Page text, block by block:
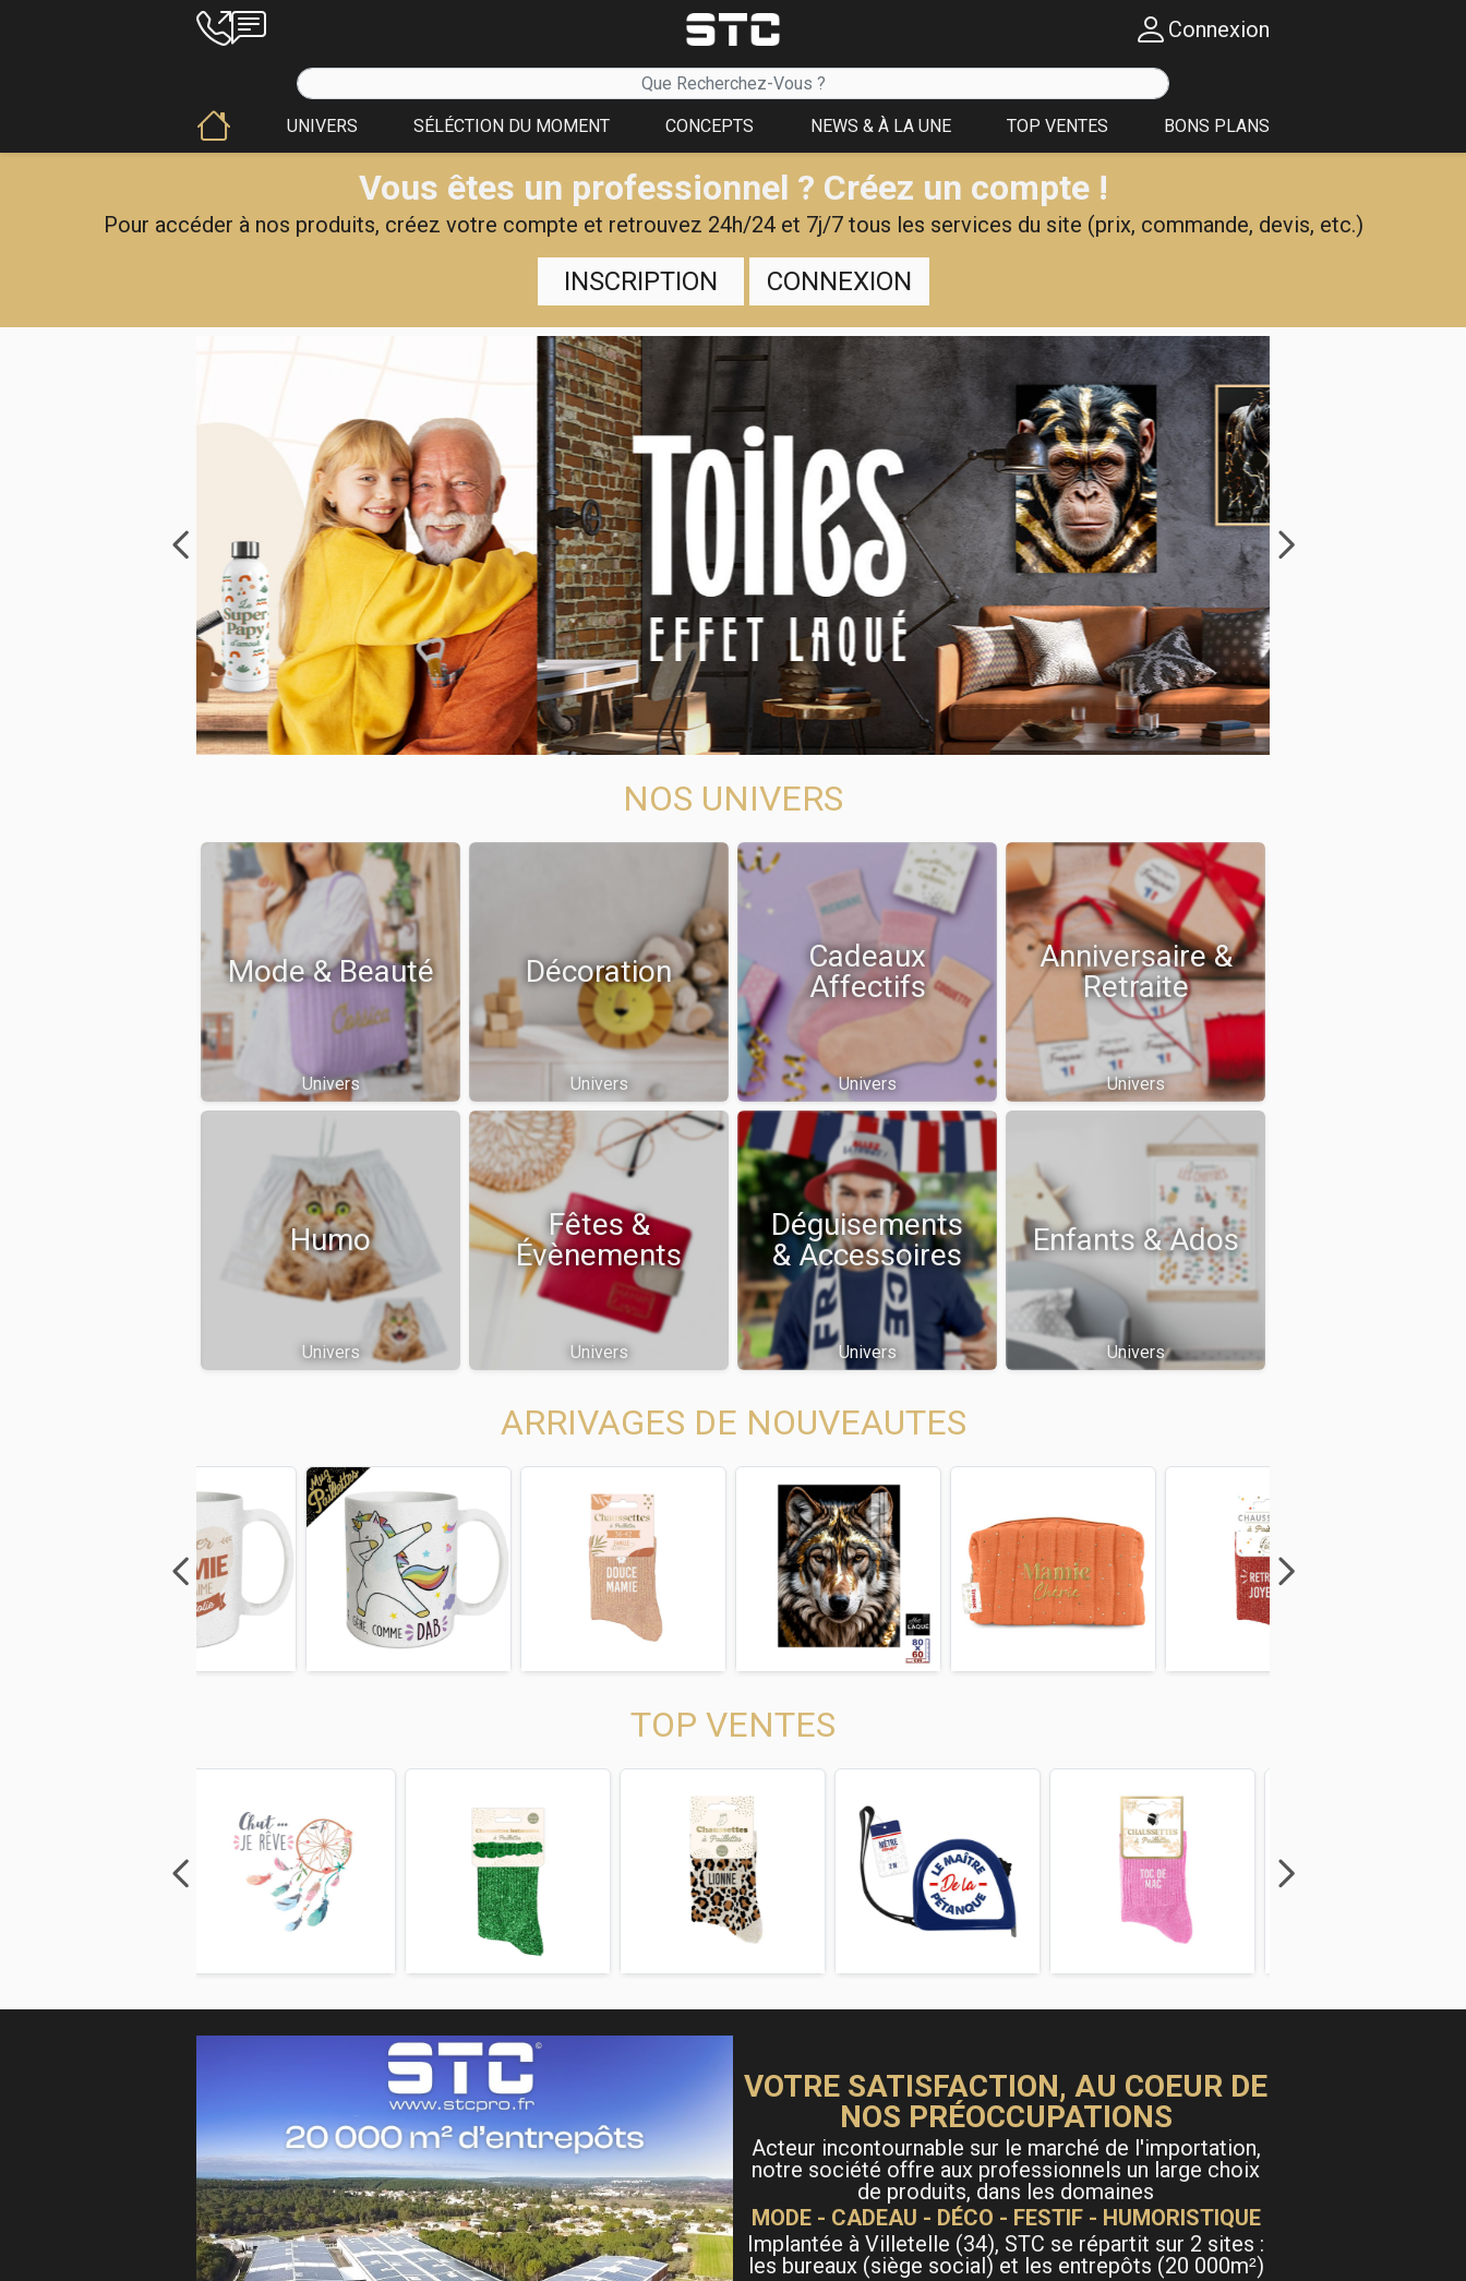
Connexion
UNIVERS SÉLÉCTION DU MOMENT CONCEPTS NEWS & À LA UNE TOP VENTES BONS PLANS
Vous êtes un professionnel ? Créez un compte !
Pour accéder à nos produits, créez votre compte et retrouvez 24h/24 et 7j/7 tous les services du site (prix, commande, devis, etc.)
INSCRIPTION CONNEXION
NOS UNIVERS
Mode & Beauté
Univers
Décoration
Univers
Cadeaux
Affectifs
Univers
Anniversaire &
Retraite
Univers
Humo
Univers
Fêtes &
Évènements
Univers
Déguisements
& Accessoires
Univers
Enfants & Ados
Univers
ARRIVAGES DE NOUVEAUTES
Next Previous Next Previous Next Previous Next Previous Next Previous Next Previous
TOP VENTES
Next Previous Previous Previous Previous Previous Next Previous
VOTRE SATISFACTION, AU COEUR DE
NOS PRÉOCCUPATIONS
Acteur incontournable sur le marché de l'importation,
notre société offre aux professionnels un large choix
de produits, dans les domaines
MODE - CADEAU - DÉCO - FESTIF - HUMORISTIQUE
Implantée à Villetelle (34), STC se répartit sur 2 sites :
les bureaux (siège social) et les entrepôts (20 000m²)